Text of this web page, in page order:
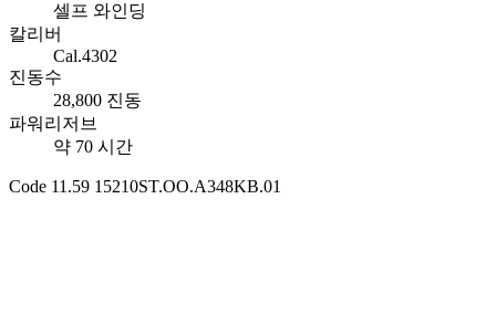
셀프 와인딩
칼리버
Cal.4302
진동수
28,800 진동
파워리저브
약 70 시간
Code 11.59 15210ST.OO.A348KB.01